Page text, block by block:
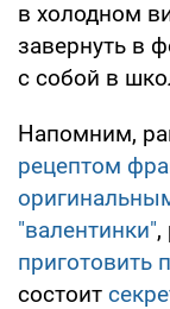
в холодном
завернуть в
с собой в
Напомним,
рецептом
"валентинки",
приготовить
состоит